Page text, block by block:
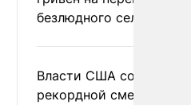
безлюдного села
Власти США сообщили
рекордной смертности